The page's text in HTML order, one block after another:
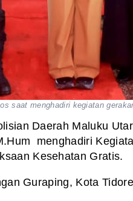
saat menghadiri kegiatan
Daerah Maluku
menghadiri
Kesehatan Gratis.
Guraping, Kota